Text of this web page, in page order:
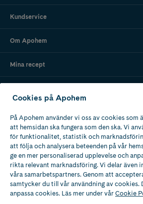
Kundservice
Om Apohem
Mina recept
Apotek med tillstånd
av Läkemedelsverket
Cookies på Apohem
På Apohem använder vi oss av cookies som
att hemsidan ska fungera som den ska. Vi
för funktionalitet, statistik och
att följa och analysera beteenden på vår
ge en mer personaliserad upplevelse och
rikta relevant marknadsföring. Vi delar även
våra samarbetspartners. Genom att
samtycker du till vår användning av cookies.
anpassa cookies. Läs mer under vårCookie